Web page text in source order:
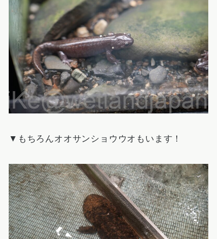
▼もちろんオオサンショウウオもいます！